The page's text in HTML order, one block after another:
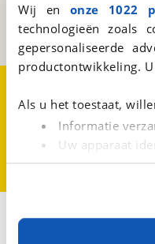
Wij en onze 1022
technologieën
gepersonaliseerde
productontwikkeling.
Als u het toestaat,
Informatie
Uw apparaat
Lees meer over hoe
Met cookies en
Een initiatief van
BOVAG
Cookievoorkeuren
Vacatures